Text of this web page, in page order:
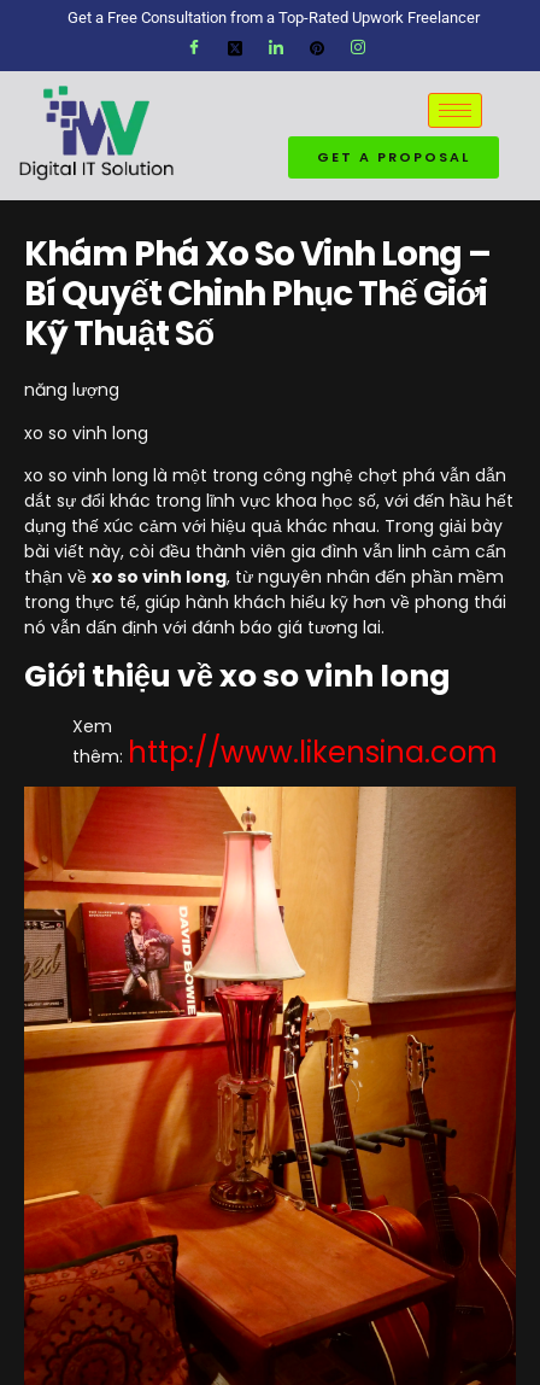
Get a Free Consultation from a Top-Rated Upwork Freelancer
GET A PROPOSAL
Khám Phá Xo So Vinh Long –
Bí Quyết Chinh Phục Thế Giới
Kỹ Thuật Số
năng lượng
xo so vinh long
xo so vinh long là một trong công nghệ chợt phá vẫn dẫn
dắt sự đổi khác trong lĩnh vực khoa học số, với đến hầu hết
dụng thế xúc cảm với hiệu quả khác nhau. Trong giải bày
bài viết này, còi đều thành viên gia đình vẫn linh cảm cẩn
thận về xo so vinh long, từ nguyên nhân đến phần mềm
trong thực tế, giúp hành khách hiểu kỹ hơn về phong thái
nó vẫn dấn định với đánh báo giá tương lai.
Giới thiệu về xo so vinh long
Xem
thêm: http://www.likensina.com